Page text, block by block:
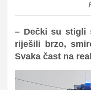
– Dečki su stigli
riješili brzo,
Svaka čast na